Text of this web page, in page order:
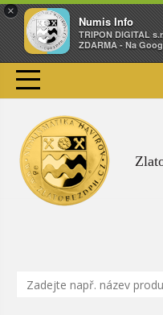
×
Numis Info
TRIPON DIGITAL
ZDARMA - Na